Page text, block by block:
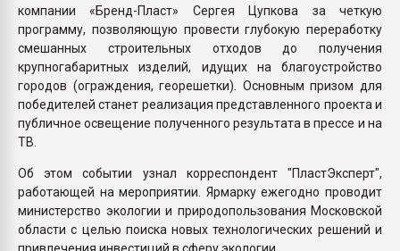
компании «Бренд-Пласт» Сергея Цупкова за четкую
программу, позволяющую провести глубокую переработку
смешанных строительных отходов до получения
крупногабаритных изделий, идущих на благоустройство
городов (ограждения, георешетки). Основным призом для
победителей станет реализация представленного проекта и
публичное освещение полученного результата в прессе и на
ТВ.
Об этом событии узнал корреспондент "ПластЭксперт",
работающей на мероприятии. Ярмарку ежегодно проводит
министерство экологии и природопользования Московской
области с целью поиска новых технологических решений и